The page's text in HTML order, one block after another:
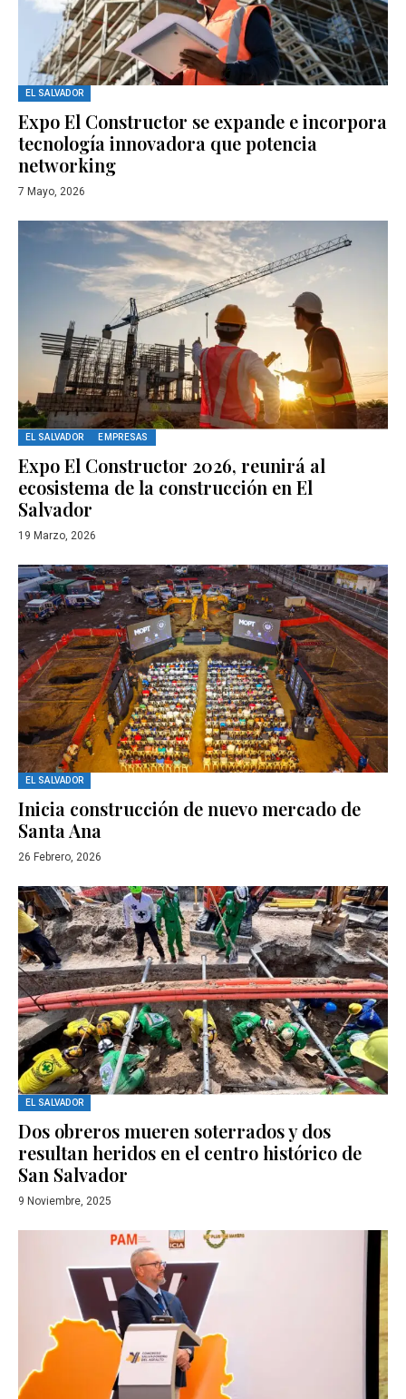
EL SALVADOR
Expo El Constructor se expande e incorpora
tecnología innovadora que potencia
networking
7 Mayo, 2026
EL SALVADOR EMPRESAS
Expo El Constructor 2026, reunirá al
ecosistema de la construcción en El
Salvador
19 Marzo, 2026
EL SALVADOR
Inicia construcción de nuevo mercado de
Santa Ana
26 Febrero, 2026
EL SALVADOR
Dos obreros mueren soterrados y dos
resultan heridos en el centro histórico de
San Salvador
9 Noviembre, 2025